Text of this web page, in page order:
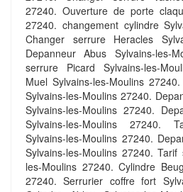
27240. Ouverture de porte
27240. changement cylindre
Changer serrure Heracles
Depanneur Abus Sylvains-les-
serrure Picard Sylvains-les-
Muel Sylvains-les-Moulins
Sylvains-les-Moulins 27240.
Sylvains-les-Moulins 27240.
Sylvains-les-Moulins 27240.
Sylvains-les-Moulins 27240.
Sylvains-les-Moulins 27240.
les-Moulins 27240. Cylindre
27240. Serrurier coffre fort